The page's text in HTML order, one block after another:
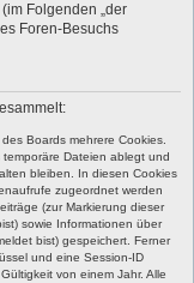
Folgenden „der
Foren-Besuchs
Boards mehrere Cookies.
Dateien ablegt und
bleiben. In diesen Cookies
zugeordnet werden
(zur Markierung dieser
sowie Informationen über
bist) gespeichert. Ferner
und eine Session-ID
von einem Jahr. Alle